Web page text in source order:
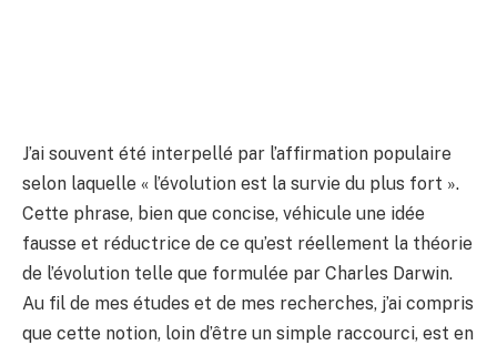
J’ai souvent été interpellé par l’affirmation populaire
selon laquelle « l’évolution est la survie du plus fort ».
Cette phrase, bien que concise, véhicule une idée
fausse et réductrice de ce qu’est réellement la théorie
de l’évolution telle que formulée par Charles Darwin.
Au fil de mes études et de mes recherches, j’ai compris
que cette notion, loin d’être un simple raccourci, est en